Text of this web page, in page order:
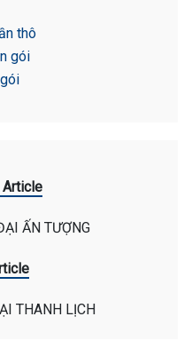
thô
gói
Article
ẤN TƯỢNG
THANH LỊCH